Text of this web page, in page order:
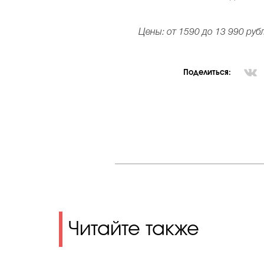
Цены: от 1590 до 13 990
Поделиться:
Читайте также